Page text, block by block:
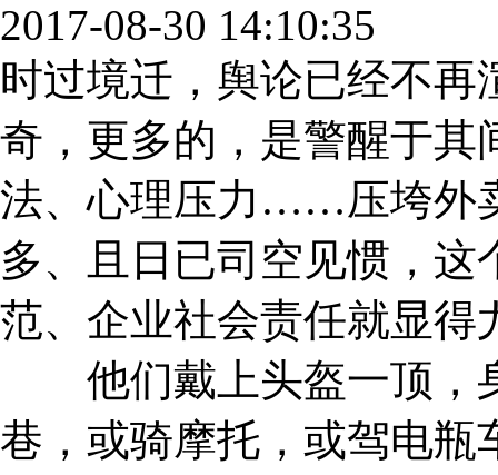
2017-08-30 14:10:35
时过境迁，舆论已经不再
奇，更多的，是警醒于其
法、心理压力……压垮外
多、且日已司空见惯，
范、企业社会责任就显得
他们戴上头盔一顶，
巷，或骑摩托，或驾电瓶